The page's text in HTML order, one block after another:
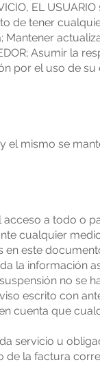
EL
de tener
Asumir la
por el uso de su
mismo se
a todo o
cualquier
este
la información
no se
escrito con
cuenta que
servicio u
la factura